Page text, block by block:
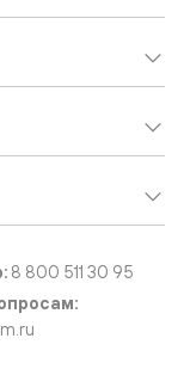
8 800 511 30 95